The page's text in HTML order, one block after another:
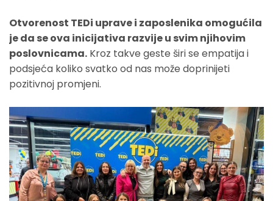
Otvorenost TEDi uprave i zaposlenika omogućila
je da se ova inicijativa razvije u svim njihovim
poslovnicama. Kroz takve geste širi se empatija i
podsjeća koliko svatko od nas može doprinijeti
pozitivnoj promjeni.